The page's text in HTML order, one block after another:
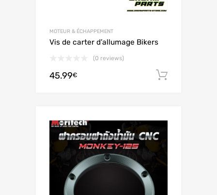
MOTEUR & ÉCHAPPEMENT
Vis de carter d’allumage Bikers
(0 reviews)
45.99€